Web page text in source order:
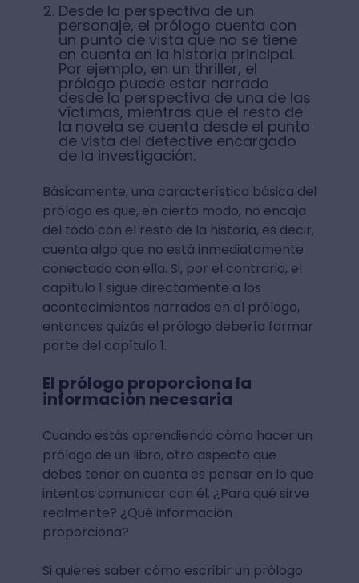
Desde la perspectiva de un
personaje, el prólogo cuenta con
un punto de vista que no se tiene
en cuenta en la historia principal.
Por ejemplo, en un thriller, el
prólogo puede estar narrado
desde la perspectiva de una de las
víctimas, mientras que el resto de
la novela se cuenta desde el punto
de vista del detective encargado
de la investigación.
Básicamente, una característica básica del
prólogo es que, en cierto modo, no encaja
del todo con el resto de la historia, es decir,
cuenta algo que no está inmediatamente
conectado con ella. Si, por el contrario, el
capítulo 1 sigue directamente a los
acontecimientos narrados en el prólogo,
entonces quizás el prólogo debería formar
parte del capítulo 1.
El prólogo proporciona la
información necesaria
Cuando estás aprendiendo cómo hacer un
prólogo de un libro, otro aspecto que
debes tener en cuenta es pensar en lo que
intentas comunicar con él. ¿Para qué sirve
realmente? ¿Qué información
proporciona?
Si quieres saber cómo escribir un prólogo